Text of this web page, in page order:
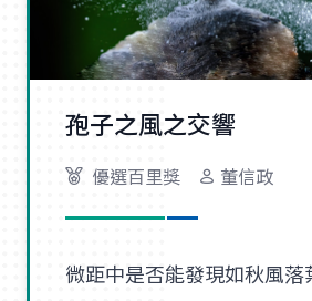
孢子之風之交響
優選百里獎 董信政
微距中是否能發現如秋風落